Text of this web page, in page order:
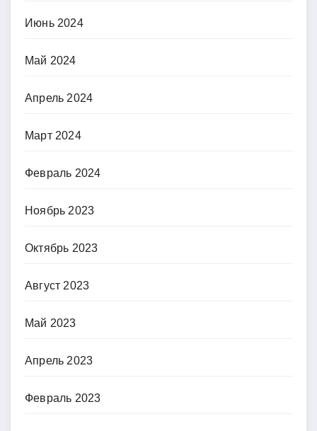
Июнь 2024
Май 2024
Апрель 2024
Март 2024
Февраль 2024
Ноябрь 2023
Октябрь 2023
Август 2023
Май 2023
Апрель 2023
Февраль 2023